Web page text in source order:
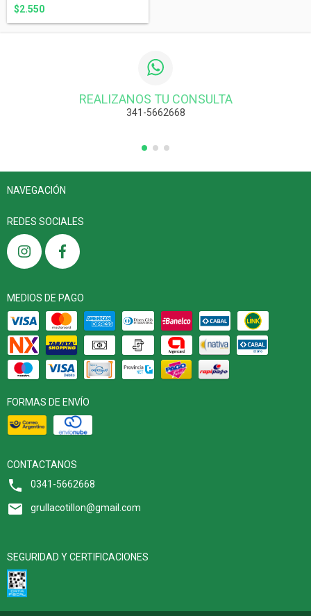
$2.550
REALIZANOS TU CONSULTA
341-5662668
NAVEGACIÓN
REDES SOCIALES
MEDIOS DE PAGO
FORMAS DE ENVÍO
CONTACTANOS
0341-5662668
grullacotillon@gmail.com
SEGURIDAD Y CERTIFICACIONES